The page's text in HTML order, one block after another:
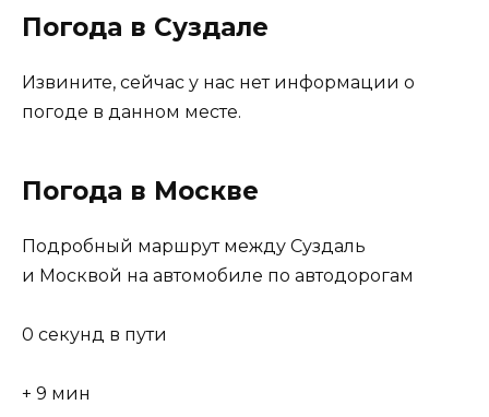
Погода в Суздале
Извините, сейчас у нас нет информации о
погоде в данном месте.
Погода в Москве
Подробный маршрут между Суздаль
и Москвой на автомобиле по автодорогам
0 секунд в пути
+ 9 мин